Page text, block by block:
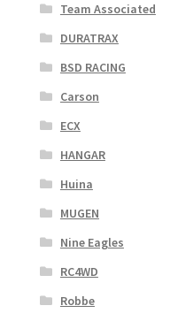
Team Associated
DURATRAX
BSD RACING
Carson
ECX
HANGAR
Huina
MUGEN
Nine Eagles
RC4WD
Robbe